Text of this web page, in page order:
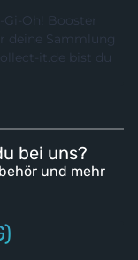
Oh! Booster
deine Sammlung
it.de bist du
bei uns?
und mehr